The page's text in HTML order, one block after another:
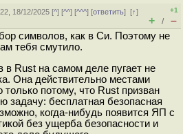
18/12/2025 [^] [^^] [^^^] [ответить][↑]
+1
+ / –
символов, как в Си. Поэтому не
тебя смутило.
в Rust на самом деле пугает не
Она действительно местами
только потому, что Rust призван
задачу: бесплатная безопасная
когда-нибудь появится ЯП с
без ущерба безопасности и